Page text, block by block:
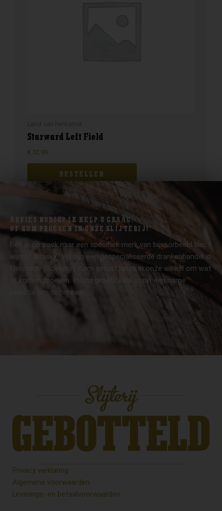
Starward Left Field
€ 32,99
BESTELLEN
ADVIES NODIG? IK HELP U GRAAG.
OF KOM PROEVEN IN ONZE SLIJTERIJ!
Ben je op zoek naar een specifiek merk van bijvoorbeeld bier,
wijn of Whisky? Wij zijn een gespecialiseerde drankenhandel in
Enschede (Boekelo). Kom gerust langs in onze winkel om wat
te komen proeven. In ons proeflokaal staat een ruime
selectie om te proeven.
Privacy verklaring
Algemene voorwaarden
Leverings- en betaalvoorwaarden